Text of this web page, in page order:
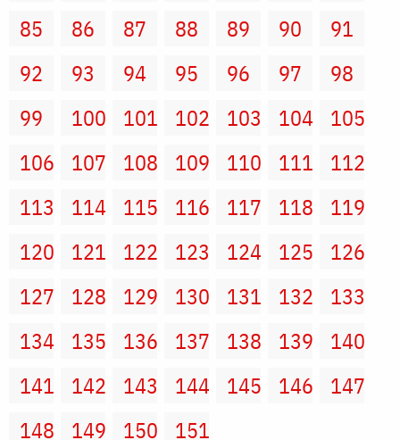
85
86 87 88 89 90
91
92
93 94 95 96 97
98
99
100 101 102 103 104
105
106
107 108 109 110 111
112
113
114 115 116 117 118
119
120
121 122 123 124 125
126
127
128 129 130 131 132
133
134
135 136 137 138 139
140
141
142 143 144 145 146
147
148
149 150 151